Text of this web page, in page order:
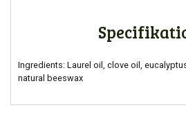
Ingredients: Laurel oil, clove oil,
natural beeswax